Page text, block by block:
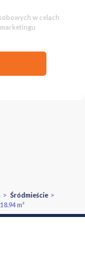
w celach
> Śródmieście >
m²